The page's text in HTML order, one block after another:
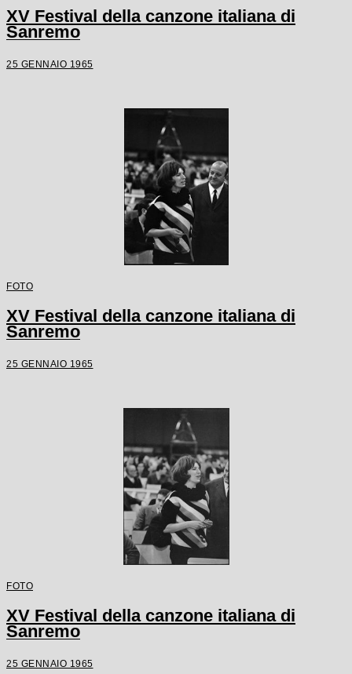
XV Festival della canzone italiana di
Sanremo
25 GENNAIO 1965
FOTO
XV Festival della canzone italiana di
Sanremo
25 GENNAIO 1965
FOTO
XV Festival della canzone italiana di
Sanremo
25 GENNAIO 1965